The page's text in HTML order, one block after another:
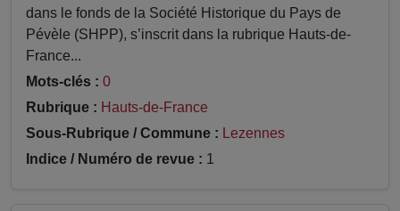
dans le fonds de la Société Historique du Pays de
Pévèle (SHPP), s’inscrit dans la rubrique Hauts-de-
France...
Mots-clés : 0
Rubrique : Hauts-de-France
Sous-Rubrique / Commune : Lezennes
Indice / Numéro de revue : 1